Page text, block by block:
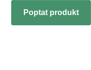
Poptat produkt